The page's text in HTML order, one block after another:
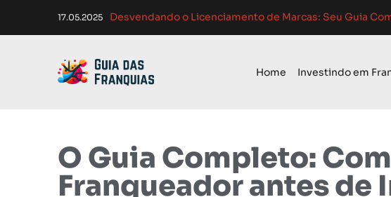
01.04.2025 Como Adaptar E
Atendimento ao Cliente em Franquias: O Guia Completo
Melhores Ferramentas de Gerenciamento para
Como Franquias se Adaptam a Mudanças de Mercado:
Home Investindo em
O Guia Completo:
Franqueador antes de